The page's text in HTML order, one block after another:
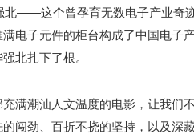
北——这个曾孕育无数电子产业
电子元件的柜台构成了中国电子
北扎下了根。
满潮汕人文温度的电影，让我们
闯劲、百折不挠的坚持，以及深